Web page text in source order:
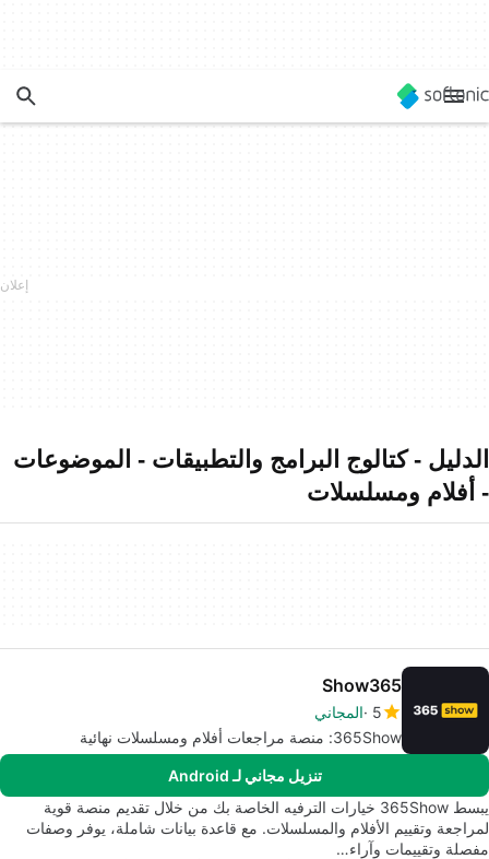
الدليل - كتالوج البرامج والتطبيقات - الموضوعات
- أفلام ومسلسلات
Show365
5 المجاني
365Show: منصة مراجعات أفلام ومسلسلات نهائية
تنزيل مجاني لـ Android
يبسط 365Show خيارات الترفيه الخاصة بك من خلال تقديم منصة قوية
لمراجعة وتقييم الأفلام والمسلسلات. مع قاعدة بيانات شاملة، يوفر وصفات
مفصلة وتقييمات وآراء…